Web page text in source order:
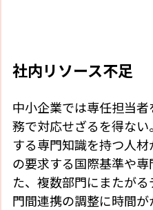
社内リソース不足
中小企業では専任担当
務で対応せざるを得な
する専門知識を持つ人
の要求する国際基準や
た、複数部門にまたが
門間連携の調整に時間が